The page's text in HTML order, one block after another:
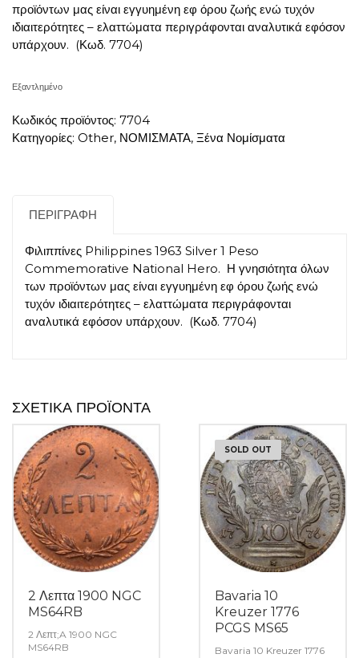
προϊόντων μας είναι εγγυημένη εφ όρου ζωής ενώ τυχόν
ιδιαιτερότητες – ελαττώματα περιγράφονται αναλυτικά εφόσον
υπάρχουν. (Κωδ. 7704)
Εξαντλημένο
Κωδικός προϊόντος: 7704
Κατηγορίες: Other, ΝΟΜΙΣΜΑΤΑ, Ξένα Νομίσματα
ΠΕΡΙΓΡΑΦΉ
Φιλιππίνες Philippines 1963 Silver 1 Peso
Commemorative National Hero. Η γνησιότητα όλων
των προϊόντων μας είναι εγγυημένη εφ όρου ζωής ενώ
τυχόν ιδιαιτερότητες – ελαττώματα περιγράφονται
αναλυτικά εφόσον υπάρχουν. (Κωδ. 7704)
ΣΧΕΤΙΚΆ ΠΡΟΪΌΝΤΑ
2 Λεπτα 1900 NGC
MS64RB
2 Λεπτ;A 1900 NGC
MS64RB
SOLD OUT
Bavaria 10
Kreuzer 1776
PCGS MS65
Bavaria 10 Kreuzer 1776